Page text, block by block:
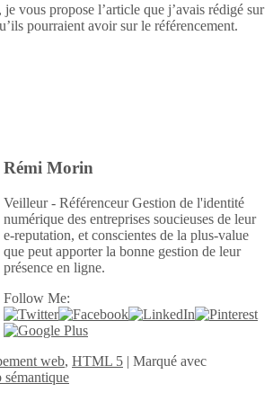
je vous propose l’article que j’avais rédigé sur
pourraient avoir sur le référencement.
Rémi Morin
Veilleur - Référenceur Gestion de l'identité
numérique des entreprises soucieuses de leur
e-reputation, et conscientes de la plus-value
que peut apporter la bonne gestion de leur
présence en ligne.
Follow Me:
web, HTML 5 | Marqué avec
sémantique